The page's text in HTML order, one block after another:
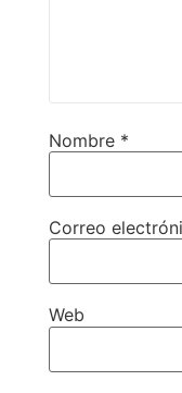
Nombre *
Correo
Web